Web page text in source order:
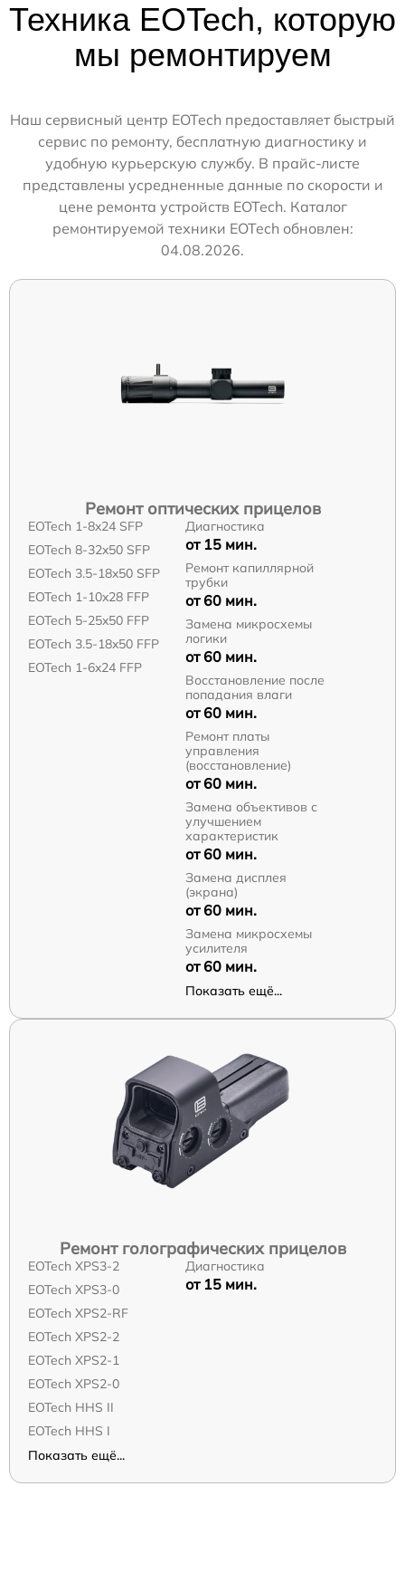
Техника EOTech, которую
мы ремонтируем
Наш сервисный центр EOTech предоставляет быстрый
сервис по ремонту, бесплатную диагностику и
удобную курьерскую службу. В прайс-листе
представлены усредненные данные по скорости и
цене ремонта устройств EOTech. Каталог
ремонтируемой техники EOTech обновлен:
04.08.2026.
Ремонт оптических прицелов
EOTech 1-8x24 SFP
EOTech 8-32x50 SFP
EOTech 3.5-18x50 SFP
EOTech 1-10x28 FFP
EOTech 5-25x50 FFP
EOTech 3.5-18x50 FFP
EOTech 1-6x24 FFP
Диагностика
от 15 мин.
Ремонт капиллярной
трубки
от 60 мин.
Замена микросхемы
логики
от 60 мин.
Восстановление после
попадания влаги
от 60 мин.
Ремонт платы
управления
(восстановление)
от 60 мин.
Замена объективов с
улучшением
характеристик
от 60 мин.
Замена дисплея
(экрана)
от 60 мин.
Замена микросхемы
усилителя
от 60 мин.
Показать ещё...
Ремонт голографических прицелов
EOTech XPS3-2
EOTech XPS3-0
EOTech XPS2-RF
EOTech XPS2-2
EOTech XPS2-1
EOTech XPS2-0
EOTech HHS II
EOTech HHS I
Показать ещё...
Диагностика
от 15 мин.